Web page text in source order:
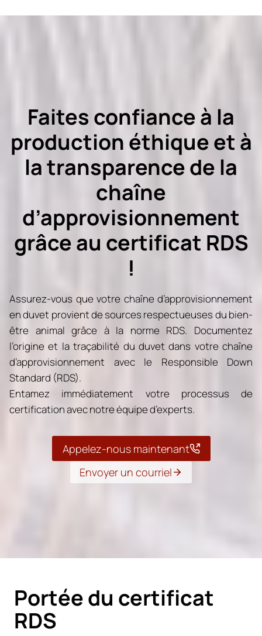
Faites confiance à la
production éthique et à
la transparence de la
chaîne
d’approvisionnement
grâce au certificat RDS
!
Assurez-vous que votre chaîne d’approvisionnement
en duvet provient de sources respectueuses du bien-
être animal grâce à la norme RDS. Documentez
l’origine et la traçabilité du duvet dans votre chaîne
d’approvisionnement avec le Responsible Down
Standard (RDS).
Entamez immédiatement votre processus de
certification avec notre équipe d’experts.
Appelez-nous maintenant
Envoyer un courriel
Portée du certificat
RDS